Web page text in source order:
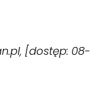
[dostęp: 08-